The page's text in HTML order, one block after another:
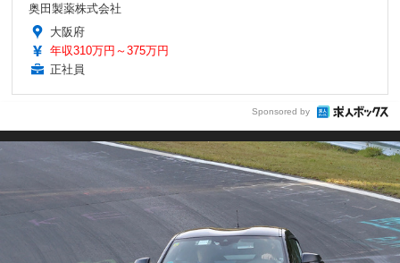
奥田製薬株式会社
大阪府
年収310万円～375万円
正社員
Sponsored by